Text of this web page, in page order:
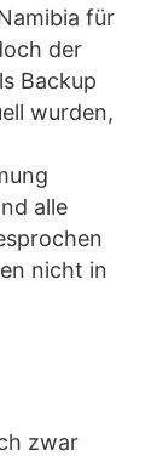
für
der
Backup
wurden,
alle
nicht in
zwar